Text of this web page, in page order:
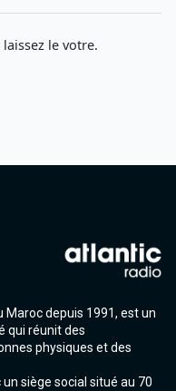
le votre.
depuis 1991, est un
qui réunit des
physiques et des
siège social situé au 70